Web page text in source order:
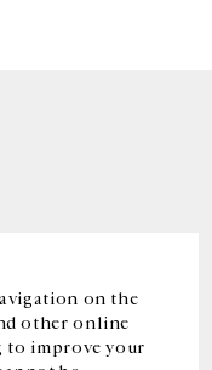
on the
other online
to improve your